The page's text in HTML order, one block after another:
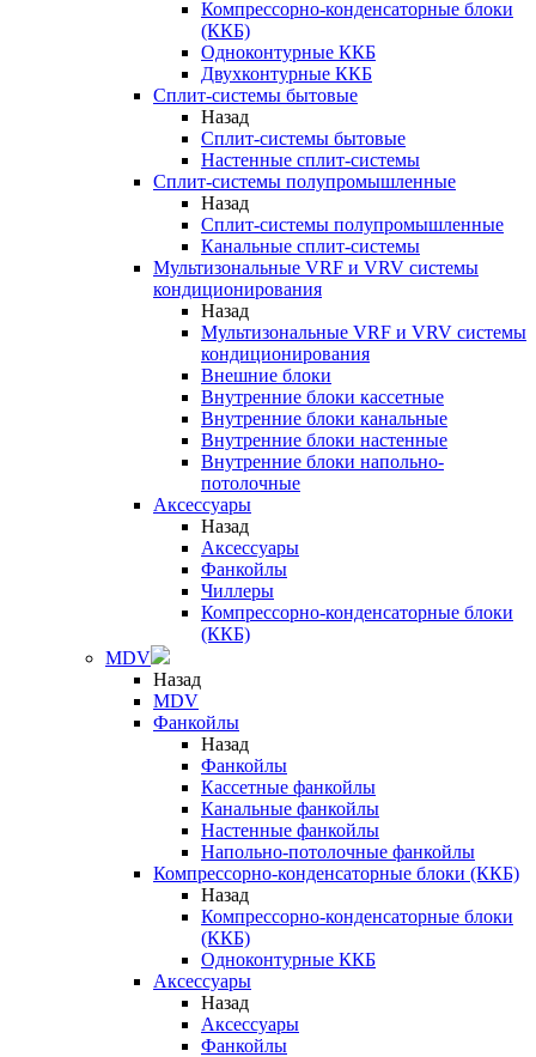
Компрессорно-конденсаторные блоки
(ККБ)
Одноконтурные ККБ
Двухконтурные ККБ
Сплит-системы бытовые
Назад
Сплит-системы бытовые
Настенные сплит-системы
Сплит-системы полупромышленные
Назад
Сплит-системы полупромышленные
Канальные сплит-системы
Мультизональные VRF и VRV системы
кондиционирования
Назад
Мультизональные VRF и VRV системы
кондиционирования
Внешние блоки
Внутренние блоки кассетные
Внутренние блоки канальные
Внутренние блоки настенные
Внутренние блоки напольно-
потолочные
Аксессуары
Назад
Аксессуары
Фанкойлы
Чиллеры
Компрессорно-конденсаторные блоки
(ККБ)
MDV
Назад
MDV
Фанкойлы
Назад
Фанкойлы
Кассетные фанкойлы
Канальные фанкойлы
Настенные фанкойлы
Напольно-потолочные фанкойлы
Компрессорно-конденсаторные блоки (ККБ)
Назад
Компрессорно-конденсаторные блоки
(ККБ)
Одноконтурные ККБ
Аксессуары
Назад
Аксессуары
Фанкойлы